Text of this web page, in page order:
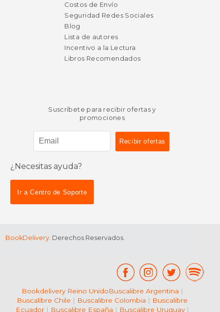
Costos de Envío
Seguridad Redes Sociales
Blog
Lista de autores
Incentivo a la Lectura
Libros Recomendados
Suscríbete para recibir ofertas y
promociones
¿Necesitas ayuda?
Ir a Centro de Soporte
BookDelivery. Derechos Reservados.
Bookdelivery Reino UnidoBuscalibre Argentina |
Buscalibre Chile | Buscalibre Colombia | Buscalibre
Ecuador| Buscalibre España | Buscalibre Uruguay|